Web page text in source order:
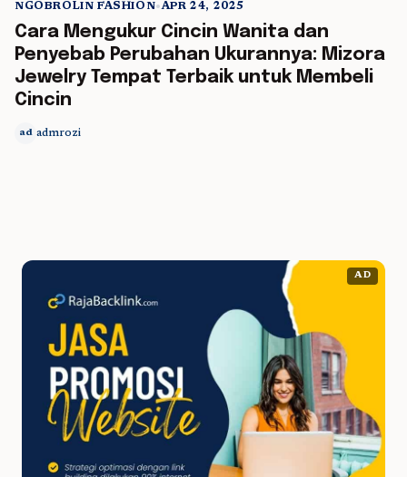
NGOBROLIN FASHION•APR 24, 2025
Cara Mengukur Cincin Wanita dan
Penyebab Perubahan Ukurannya: Mizora
Jewelry Tempat Terbaik untuk Membeli
Cincin
ad admrozi
AD